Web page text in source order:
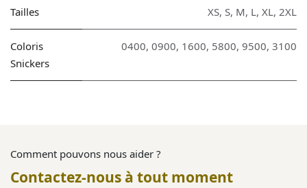
Tailles XS, S, M, L, XL, 2XL
Coloris
Snickers
0400, 0900, 1600, 5800, 9500, 3100
Comment pouvons nous aider ?
Contactez-nous à tout moment